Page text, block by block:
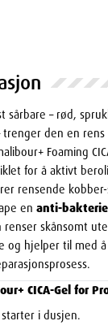
sårbare – rød,
den en
Foaming
for å aktivt
rensende
en anti-
renser skånsomt
og hjelper til med
CICA-Gel for
i dusjen.